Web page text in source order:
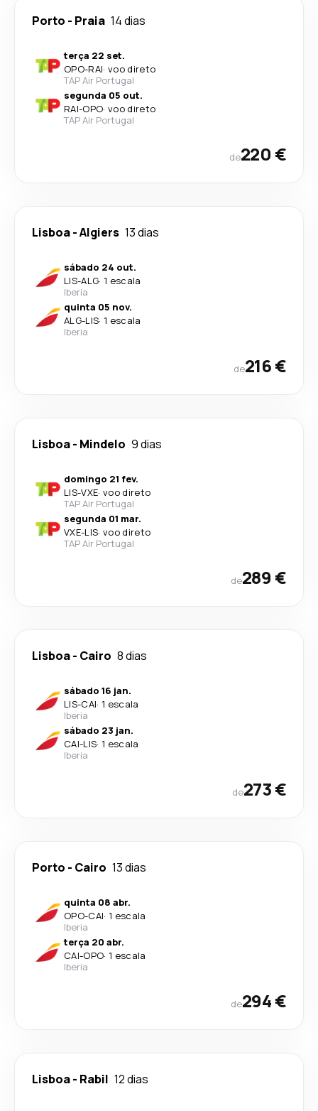
Porto - Praia 14 dias
terça 22 set.
OPO-RAI· voo direto
TAP Air Portugal
segunda 05 out.
RAI-OPO· voo direto
TAP Air Portugal
de220 €
Lisboa-Algiers 13 dias
sábado 24 out.
LIS-ALG· 1 escala
Iberia
quinta 05 nov.
ALG-LIS· 1 escala
Iberia
de216 €
Lisboa- Mindelo 9 dias
domingo 21 fev.
LIS-VXE· voo direto
TAP Air Portugal
segunda 01 mar.
VXE-LIS· voo direto
TAP Air Portugal
de289 €
Lisboa- Cairo 8 dias
sábado 16 jan.
LIS-CAI· 1 escala
Iberia
sábado 23 jan.
CAI-LIS· 1 escala
Iberia
de273 €
Porto - Cairo 13 dias
quinta 08 abr.
OPO-CAI· 1 escala
Iberia
terça 20 abr.
CAI-OPO· 1 escala
Iberia
de294 €
Lisboa- Rabil 12 dias